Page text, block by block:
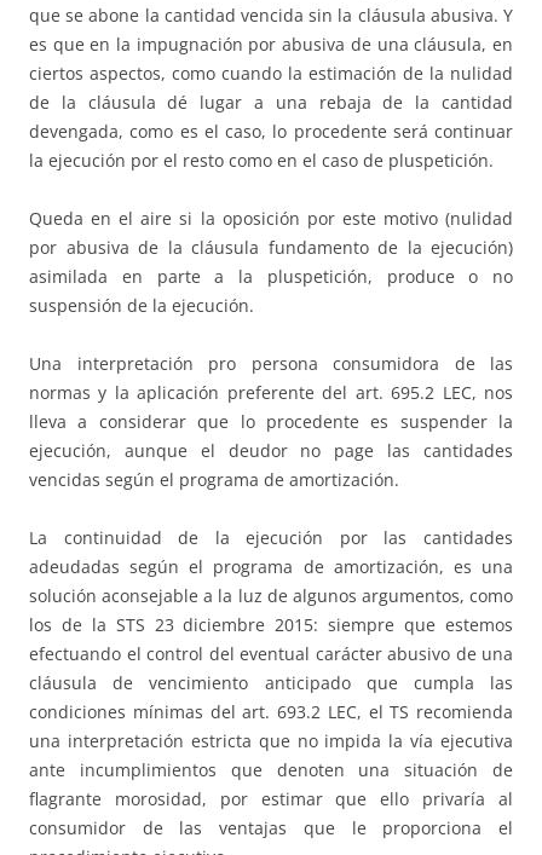
que se abone la cantidad vencida sin la cláusula abusiva. Y
es que en la impugnación por abusiva de una cláusula, en
ciertos aspectos, como cuando la estimación de la nulidad
de la cláusula dé lugar a una rebaja de la cantidad
devengada, como es el caso, lo procedente será continuar
la ejecución por el resto como en el caso de pluspetición.
Queda en el aire si la oposición por este motivo (nulidad
por abusiva de la cláusula fundamento de la ejecución)
asimilada en parte a la pluspetición, produce o no
suspensión de la ejecución.
Una interpretación pro persona consumidora de las
normas y la aplicación preferente del art. 695.2 LEC, nos
lleva a considerar que lo procedente es suspender la
ejecución, aunque el deudor no page las cantidades
vencidas según el programa de amortización.
La continuidad de la ejecución por las cantidades
adeudadas según el programa de amortización, es una
solución aconsejable a la luz de algunos argumentos, como
los de la STS 23 diciembre 2015: siempre que estemos
efectuando el control del eventual carácter abusivo de una
cláusula de vencimiento anticipado que cumpla las
condiciones mínimas del art. 693.2 LEC, el TS recomienda
una interpretación estricta que no impida la vía ejecutiva
ante incumplimientos que denoten una situación de
flagrante morosidad, por estimar que ello privaría al
consumidor de las ventajas que le proporciona el